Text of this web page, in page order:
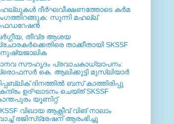
ദീര്‍ഘവീക്ഷണത്തോടെ കര്‍മ
സുന്നി മഹല്ല്
തീവ്ര ആശയ
താക്കീതായി SKSSF
സൗഹൃദം പ്രവാചകാധ്യാപനം:
കെ. ആലിക്കുട്ടി മുസ്ലിയാർ
ദിനത്തില്‍ ബസ് കാത്തിരിപ്പു
ഉദ്ഘാടനം ചെയ്ത്‌ SKSSF
യൂണിറ്റ്
വിഖായ ആക്റ്റീവ് വിങ് നാലാം
രജിസ്‌ട്രേഷന് ആരംഭിച്ചു